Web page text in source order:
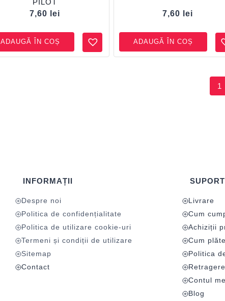
7,60
lei
ADAUGĂ ÎN COȘ
7,60 lei
ADAUGĂ ÎN COȘ
1
INFORMAȚII
Despre noi
Politica de confidențialitate
Politica de utilizare cookie-uri
Termeni și condiții de utilizare
Sitemap
Contact
Livrare
Cum
Achiziții
Cum
Politica
Contul
Blog